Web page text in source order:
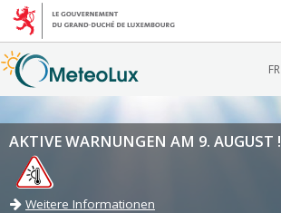
FR
AKTIVE WARNUNGEN AM 9. AUGUST !
Weitere Informationen